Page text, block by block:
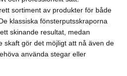
sortiment av produkter för både
klassiska fönsterputsskraporna
skinande resultat, medan
skaft gör det möjligt att nå även de
använda stegar eller